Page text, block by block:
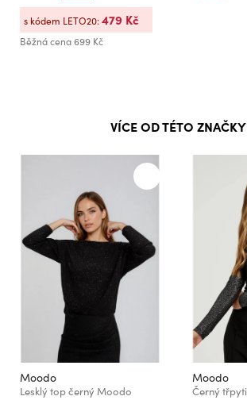
Běžná cena699 Kč
s kódem LETO20:479 Kč
VÍCE OD TÉTO ZNAČKY
Moodo
Lesklý top černý Moodo
Moodo